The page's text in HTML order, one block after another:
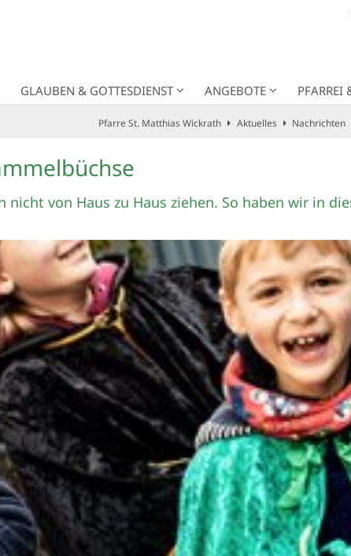
GLAUBEN & GOTTESDIENST ANGEBOTE PFARREI
Pfarre St. Matthias Wickrath Aktuelles Nachrichten
von Haus zu Haus ziehen. So haben wir in